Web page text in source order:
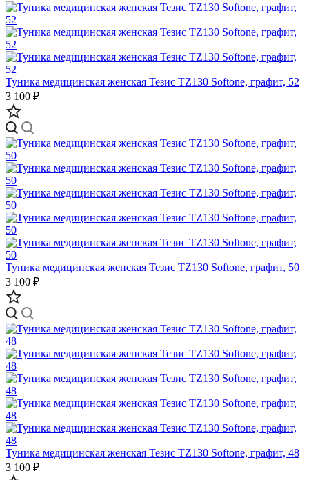
Туника медицинская женская Тезис TZ130 Softone, графит, 52
3 100 ₽
Туника медицинская женская Тезис TZ130 Softone, графит, 50
3 100 ₽
Туника медицинская женская Тезис TZ130 Softone, графит, 48
3 100 ₽